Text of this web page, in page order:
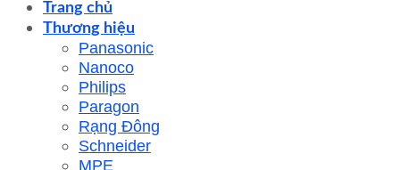
Trang chủ
Thương hiệu
Panasonic
Nanoco
Philips
Paragon
Rạng Đông
Schneider
MPE